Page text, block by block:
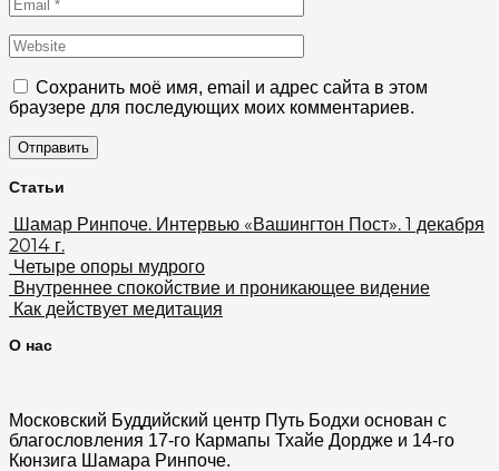
Сохранить моё имя, email и адрес сайта в этом
браузере для последующих моих комментариев.
Статьи
Шамар Ринпоче. Интервью «Вашингтон Пост». 1 декабря
2014 г.
Четыре опоры мудрого
Внутреннее спокойствие и проникающее видение
Как действует медитация
О нас
Московский Буддийский центр Путь Бодхи основан с
благословления 17-го Кармапы Тхайе Дордже и 14-го
Кюнзига Шамара Ринпоче.